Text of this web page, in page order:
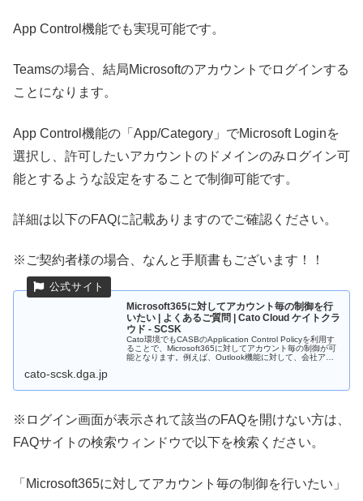
App Control機能でも実現可能です。
Teamsの場合、結局Microsoftのアカウントでログインする
ことになります。
App Control機能の「App/Category」でMicrosoft Loginを
選択し、許可したいアカウントのドメインのみログイン可
能とするような設定をすることで制御可能です。
詳細は以下のFAQに記載ありますのでご確認ください。
※ご契約者様の場合、なんと手順書もございます！！
Microsoft365に対してアカウント毎の制御を行
いたい | よくあるご質問 | Cato Cloud ケイトクラ
ウド - SCSK
Cato環境でもCASBのApplication Control Policyを利用す
ることで、Microsoft365に対してアカウント毎の制御が可
能となります。例えば、Outlook機能に対して、会社アカ
cato-scsk.dga.jp
※ログイン画面が表示されて該当のFAQを開けない方は、
FAQサイトの検索ウィンドウで以下を検索ください。
「Microsoft365に対してアカウント毎の制御を行いたい」